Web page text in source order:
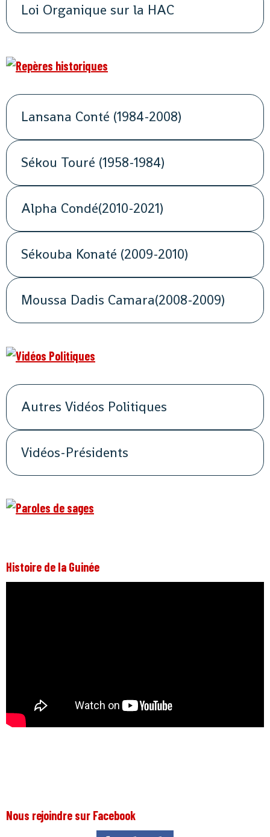
Loi Organique sur la HAC
Lansana Conté (1984-2008)
Sékou Touré (1958-1984)
Alpha Condé(2010-2021)
Sékouba Konaté (2009-2010)
Moussa Dadis Camara(2008-2009)
Autres Vidéos Politiques
Vidéos-Présidents
Histoire de la Guinée
Nous rejoindre sur Facebook